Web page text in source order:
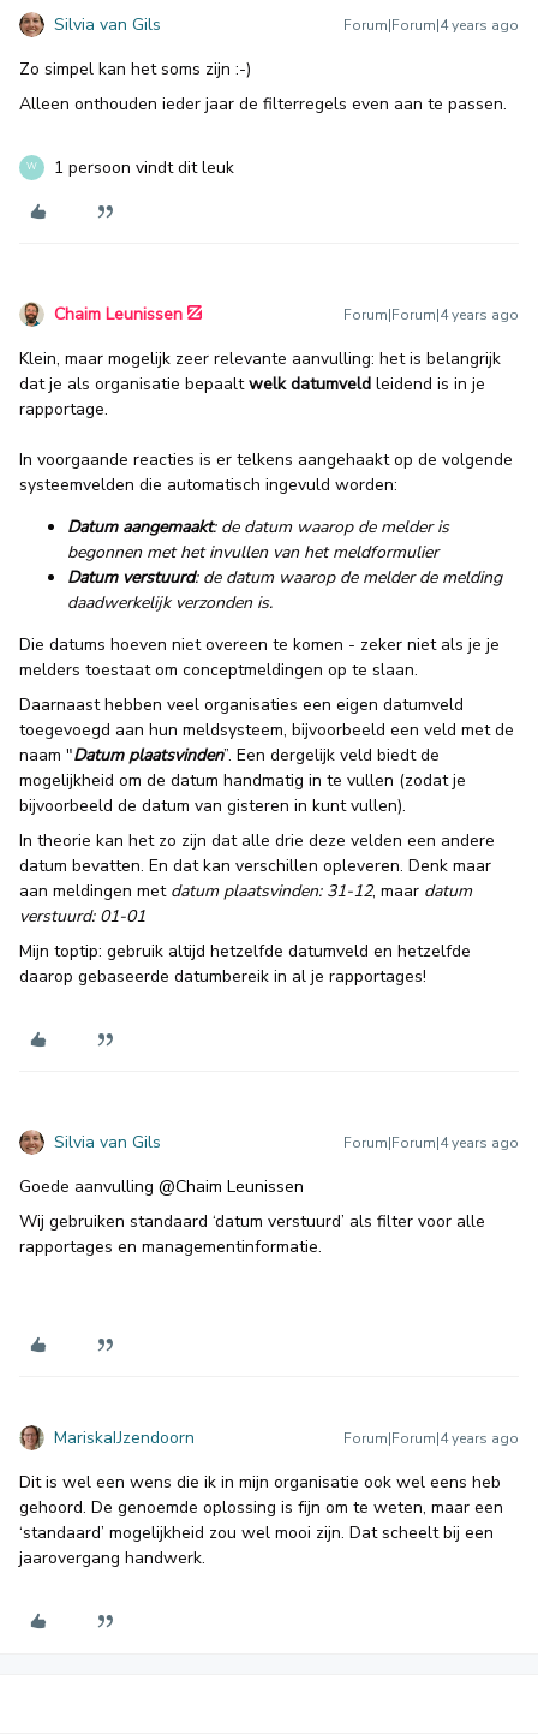
Silvia van Gils Forum|Forum|4 years ago
Zo simpel kan het soms zijn :-)
Alleen onthouden ieder jaar de filterregels even aan te passen.
W 1 persoon vindt dit leuk
Chaim Leunissen Forum|Forum|4 years ago
Klein, maar mogelijk zeer relevante aanvulling: het is belangrijk
dat je als organisatie bepaaltwelk datumveld leidend is in je
rapportage.
In voorgaande reacties is er telkens aangehaakt op de volgende
systeemvelden die automatisch ingevuld worden:
Datum aangemaakt: de datum waarop de melder is
begonnen met het invullen van het meldformulier
Datum verstuurd: de datum waarop de melder de melding
daadwerkelijk verzonden is.
Die datums hoeven niet overeen te komen - zeker niet als je je
melders toestaat om conceptmeldingen op te slaan.
Daarnaast hebben veel organisaties een eigen datumveld
toegevoegd aan hun meldsysteem, bijvoorbeeld een veld met de
naam "Datum plaatsvinden”. Een dergelijk veld biedt de
mogelijkheid om de datum handmatig in te vullen (zodat je
bijvoorbeeld de datum van gisteren in kunt vullen).
In theorie kan het zo zijn dat alle drie deze velden een andere
datum bevatten. En dat kan verschillen opleveren. Denk maar
aan meldingen met datum plaatsvinden: 31-12, maar datum
verstuurd: 01-01
Mijn toptip: gebruik altijd hetzelfde datumveld en hetzelfde
daarop gebaseerde datumbereik in al je rapportages!
Silvia van Gils Forum|Forum|4 years ago
Goede aanvulling @Chaim Leunissen
Wij gebruiken standaard ‘datum verstuurd’ als filter voor alle
rapportages en managementinformatie.
MariskaIJzendoorn Forum|Forum|4 years ago
Dit is wel een wens die ik in mijn organisatie ook wel eens heb
gehoord. De genoemde oplossing is fijn om te weten, maar een
‘standaard’ mogelijkheid zou wel mooi zijn. Dat scheelt bij een
jaarovergang handwerk.